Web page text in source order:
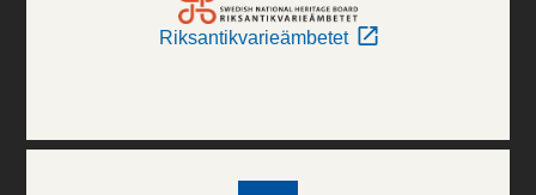
Riksantikvarieämbetet